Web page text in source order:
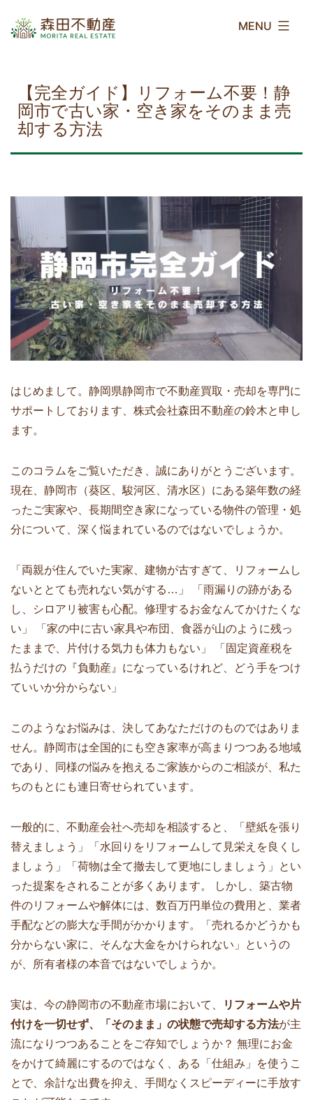
田
【完全ガイド】リフォーム不要！静
岡市で古い家・空き家をそのまま売
却する方法
はじめまして。静岡県静岡市で不動産買取・売却を専門に
サポートしております、株式会社森田不動産の鈴木と申し
ます。
このコラムをご覧いただき、誠にありがとうございます。
現在、静岡市（葵区、駿河区、清水区）にある築年数の経
ったご実家や、長期間空き家になっている物件の管理・処
分について、深く悩まれているのではないでしょうか。
「両親が住んでいた実家、建物が古すぎて、リフォームし
ないととても売れない気がする…」 「雨漏りの跡がある
し、シロアリ被害も心配。修理するお金なんてかけたくな
い」 「家の中に古い家具や布団、食器が山のように残っ
たままで、片付ける気力も体力もない」 「固定資産税を
払うだけの『負動産』になっているけれど、どう手をつけ
ていいか分からない」
このようなお悩みは、決してあなただけのものではありま
せん。静岡市は全国的にも空き家率が高まりつつある地域
であり、同様の悩みを抱えるご家族からのご相談が、私た
ちのもとにも連日寄せられています。
一般的に、不動産会社へ売却を相談すると、「壁紙を張り
替えましょう」「水回りをリフォームして見栄えを良くし
ましょう」「荷物は全て撤去して更地にしましょう」とい
った提案をされることが多くあります。 しかし、築古物
件のリフォームや解体には、数百万円単位の費用と、業者
手配などの膨大な手間がかかります。「売れるかどうかも
分からない家に、そんな大金をかけられない」というの
が、所有者様の本音ではないでしょうか。
実は、今の静岡市の不動産市場において、
リフォームや片
付けを一切せず、「そのまま」の状態で売却する方法が主
流になりつつあることをご存知でしょうか？ 無理にお金
をかけて綺麗にするのではなく、ある「仕組み」を使うこ
とで、余計な出費を抑え、手間なくスピーディーに手放す